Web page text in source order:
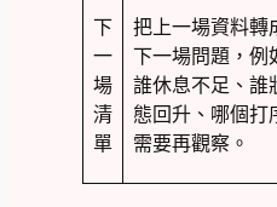
下
一
場
清
單
把上一場資料轉
下一場問題，例
誰休息不足、誰
態回升、哪個打
需要再觀察。